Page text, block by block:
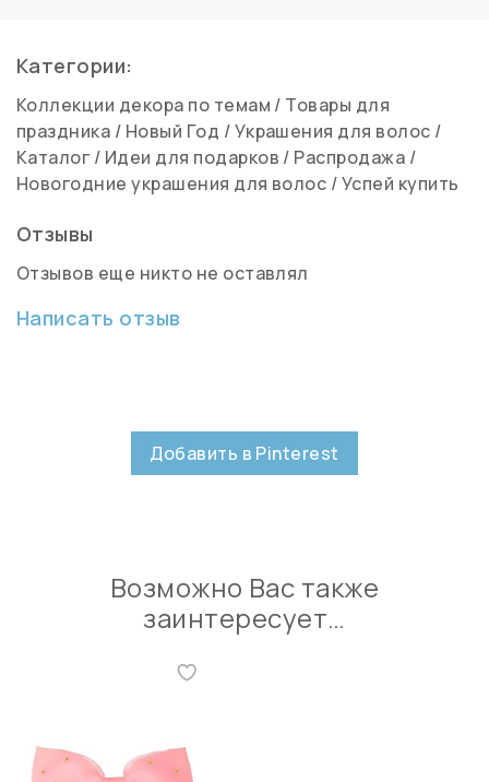
Категории:
Коллекции декора по темам / Товары для
праздника / Новый Год /Украшения для волос /
Каталог / Идеи для подарков / Распродажа /
Новогодние украшения для волос /Успей купить
Отзывы
Отзывов еще никто не оставлял
Написать отзыв
Добавить в Pinterest
Возможно Вас также
заинтересует…